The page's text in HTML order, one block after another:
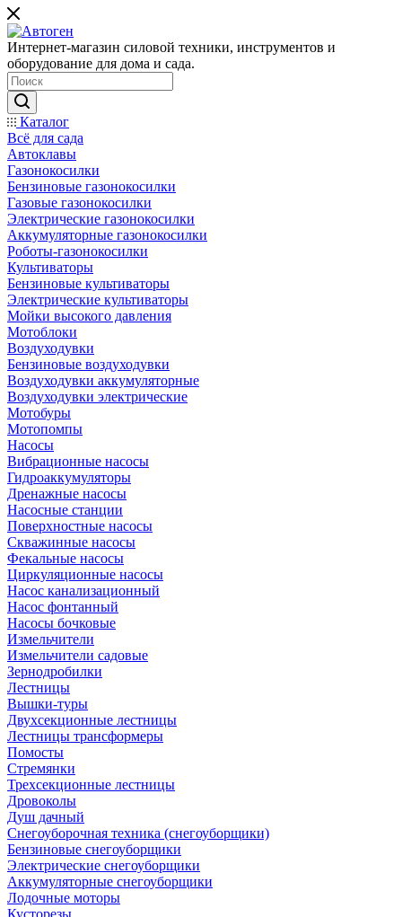
Интернет-магазин силовой техники, инструментов и
оборудование для дома и сада.
Каталог
Всё для сада
Автоклавы
Газонокосилки
Бензиновые газонокосилки
Газовые газонокосилки
Электрические газонокосилки
Аккумуляторные газонокосилки
Роботы-газонокосилки
Культиваторы
Бензиновые культиваторы
Электрические культиваторы
Мойки высокого давления
Мотоблоки
Воздуходувки
Бензиновые воздуходувки
Воздуходувки аккумуляторные
Воздуходувки электрические
Мотобуры
Мотопомпы
Насосы
Вибрационные насосы
Гидроаккумуляторы
Дренажные насосы
Насосные станции
Поверхностные насосы
Скважинные насосы
Фекальные насосы
Циркуляционные насосы
Насос канализационный
Насос фонтанный
Насосы бочковые
Измельчители
Измельчители садовые
Зернодробилки
Лестницы
Вышки-туры
Двухсекционные лестницы
Лестницы трансформеры
Помосты
Стремянки
Трехсекционные лестницы
Дровоколы
Душ дачный
Снегоуборочная техника (снегоуборщики)
Бензиновые снегоуборщики
Электрические снегоуборщики
Аккумуляторные снегоуборщики
Лодочные моторы
Кусторезы